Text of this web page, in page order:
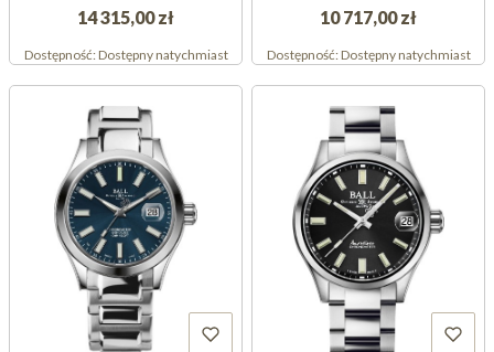
14 315,00 zł
Dostępność:Dostępny natychmiast
10 717,00 zł
Dostępność:Dostępny natychmiast